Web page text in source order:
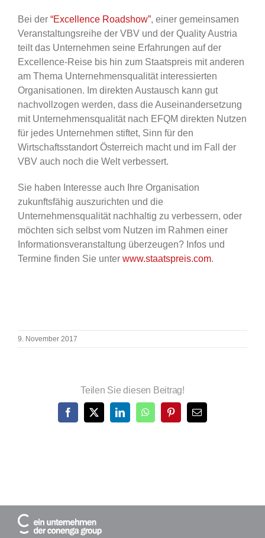
Bei der “Excellence Roadshow”, einer gemeinsamen
Veranstaltungsreihe der VBV und der Quality Austria
teilt das Unternehmen seine Erfahrungen auf der
Excellence-Reise bis hin zum Staatspreis mit anderen
am Thema Unternehmensqualität interessierten
Organisationen. Im direkten Austausch kann gut
nachvollzogen werden, dass die Auseinandersetzung
mit Unternehmensqualität nach EFQM direkten Nutzen
für jedes Unternehmen stiftet, Sinn für den
Wirtschaftsstandort Österreich macht und im Fall der
VBV auch noch die Welt verbessert.
Sie haben Interesse auch Ihre Organisation
zukunftsfähig auszurichten und die
Unternehmensqualität nachhaltig zu verbessern, oder
möchten sich selbst vom Nutzen im Rahmen einer
Informationsveranstaltung überzeugen? Infos und
Termine finden Sie unter www.staatspreis.com.
9. November 2017
Teilen Sie diesen Beitrag!
Facebook
X LinkedInWhatsAppPinterest
E-